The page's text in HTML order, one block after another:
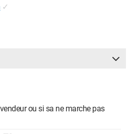
✓
ou si sa ne marche pas